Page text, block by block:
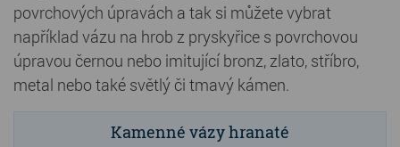
Chladící kostky a puky
Doplňky do kuchyně
Hřbitovní doplňky
Zvířecí náhrobky a pomníčky
povrchových úpravách a tak si můžete vybrat
například vázu na hrob z pryskyřice s povrchovou
úpravou černou nebo imitující bronz, zlato, stříbro,
metal nebo také světlý či tmavý kámen.
Kamenné vázy hranaté